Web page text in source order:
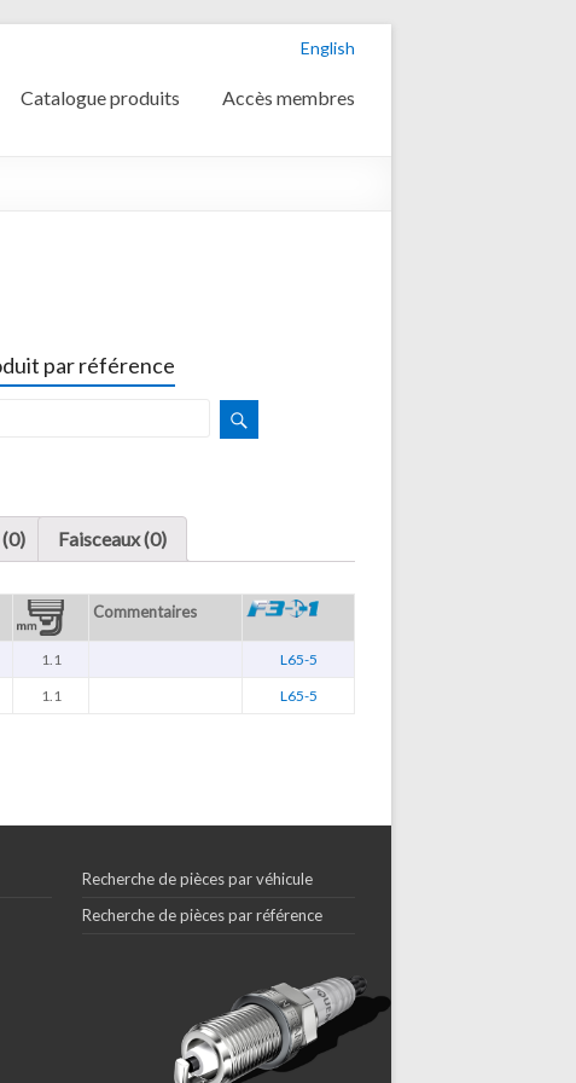
English
Catalogue produits Accès membres
par référence
Faisceaux (0)
Commentaires
1.1 L65-5
1.1 L65-5
Recherche de pièces par véhicule
Recherche de pièces par référence